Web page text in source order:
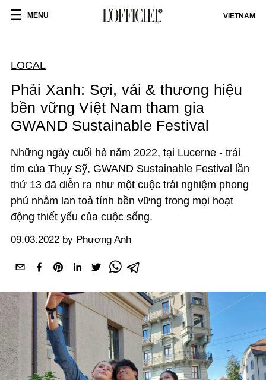
MENU VIETNAM
LOCAL
Phải Xanh: Sợi, vải & thương hiệu
bền vững Việt Nam tham gia
GWAND Sustainable Festival
Những ngày cuối hè năm 2022, tại Lucerne - trái
tim của Thụy Sỹ, GWAND Sustainable Festival lần
thứ 13 đã diễn ra như một cuộc trải nghiệm phong
phú nhằm lan toả tính bền vững trong mọi hoạt
động thiết yếu của cuộc sống.
09.03.2022 by Phương Anh